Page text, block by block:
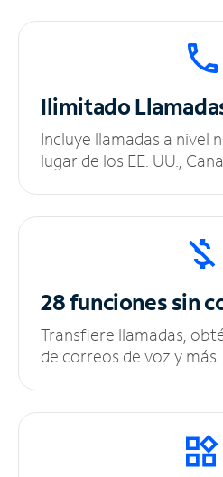
Ilimitado
Incluye llamadas a nivel
lugar de los EE. UU.,
28 funciones sin
Transfiere llamadas,
de correos de voz y más.